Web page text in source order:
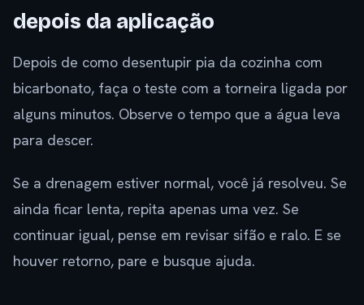
depois da aplicação
Depois de como desentupir pia da cozinha com
bicarbonato, faça o teste com a torneira ligada por
alguns minutos. Observe o tempo que a água leva
para descer.
Se a drenagem estiver normal, você já resolveu. Se
ainda ficar lenta, repita apenas uma vez. Se
continuar igual, pense em revisar sifão e ralo. E se
houver retorno, pare e busque ajuda.